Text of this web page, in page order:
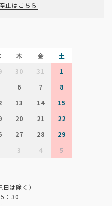
止はこちら
木 金
土
30 31
1
6 7
8
13 14
15
20 21
22
27 28
29
3 4 5
は除く）
：30